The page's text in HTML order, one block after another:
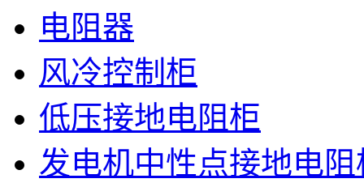
电阻器
风冷控制柜
低压接地电阻柜
发电机中性点接地电阻